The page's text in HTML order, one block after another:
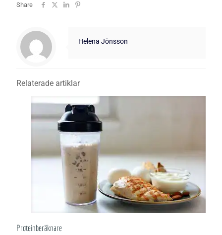
Share
Helena Jönsson
Relaterade artiklar
Proteinberäknare